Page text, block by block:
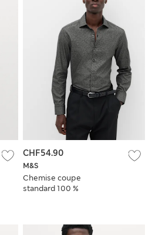
M&S
Chemise coupe
standard 100 %
CHF54.90